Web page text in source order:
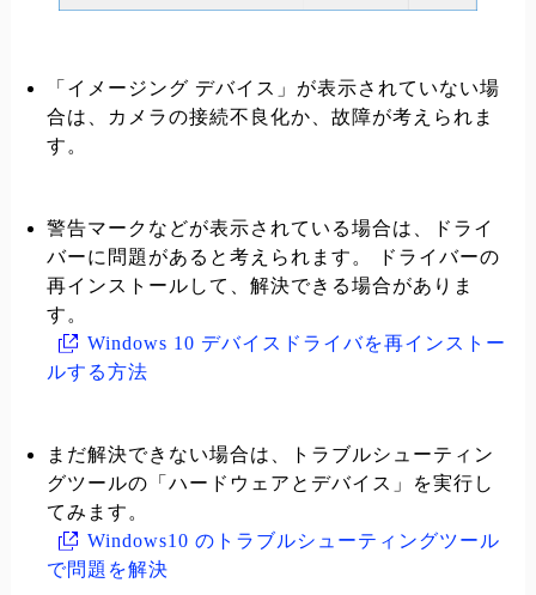
「イメージング デバイス」が表示されていない場
合は、カメラの接続不良化か、故障が考えられま
す。
警告マークなどが表示されている場合は、ドライ
バーに問題があると考えられます。 ドライバーの
再インストールして、解決できる場合がありま
す。
Windows 10 デバイスドライバを再インストー
ルする方法
まだ解決できない場合は、トラブルシューティン
グツールの「ハードウェアとデバイス」を実行し
てみます。
Windows10 のトラブルシューティングツール
で問題を解決